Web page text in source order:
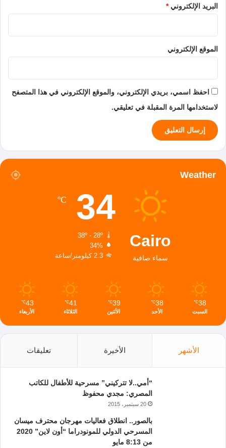
البريد الإلكتروني*
الموقع الإلكتروني
احفظ اسمي، بريدي الإلكتروني، والموقع الإلكتروني في هذا المتصفح
لاستخدامها المرة المقبلة في تعليقي.
Weather
Cairo
سماء صافية
34
℃
34%
2.3 كيلومتر/ساعة
38
℃
السبت
38
℃
الأحد
39
℃
الأثنين
41
℃
الثلاثاء
43
℃
الأربعاء
الأشهر الأخيرة تعليقات
“أمي..لا تتركيني” مسرحية للأطفال للكاتب
المصري: مجدي محفوظ
20 سبتمبر، 2015
بالصور.. انطلاق فعاليات مهرجان محترف ميسان
المسرحي الدولي للمونودراما “أون لاين” 2020
من 8:13 مايو